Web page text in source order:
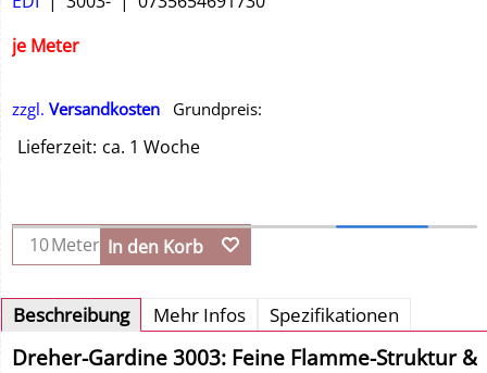
je Meter
zzgl. Versandkosten Grundpreis:
Lieferzeit: ca. 1 Woche
Meter In den Korb
Beschreibung Mehr Infos Spezifikationen
Dreher-Gardine 3003: Feine Flamme-Struktur &